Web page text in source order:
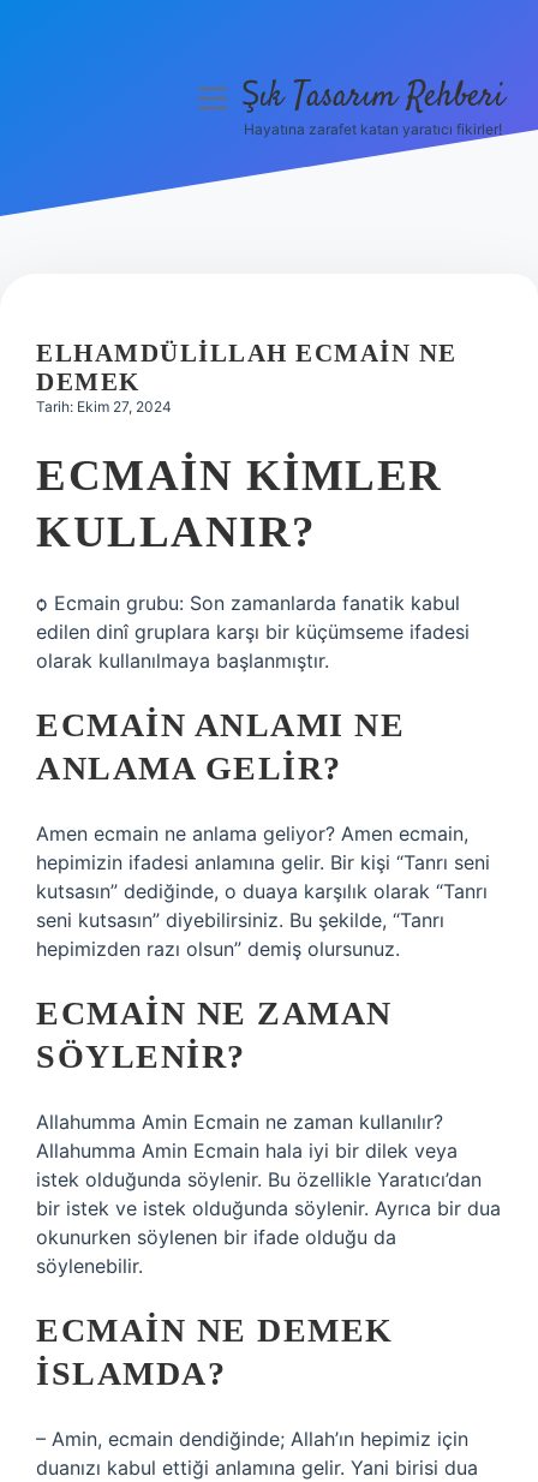
Hakkımızda
menüyüŞık Tasarım Rehberi
Hayatına zarafet katan yaratıcı fikirler!
ELHAMDÜLILLAH ECMAIN NE
DEMEK
Tarih: Ekim 27, 2024
ECMAIN KIMLER
KULLANIR?
ѻ Ecmain grubu: Son zamanlarda fanatik kabul
edilen dinî gruplara karşı bir küçümseme ifadesi
olarak kullanılmaya başlanmıştır.
ECMAIN ANLAMI NE
ANLAMA GELIR?
Amen ecmain ne anlama geliyor? Amen ecmain,
hepimizin ifadesi anlamına gelir. Bir kişi “Tanrı seni
kutsasın” dediğinde, o duaya karşılık olarak “Tanrı
seni kutsasın” diyebilirsiniz. Bu şekilde, “Tanrı
hepimizden razı olsun” demiş olursunuz.
ECMAIN NE ZAMAN
SÖYLENIR?
Allahumma Amin Ecmain ne zaman kullanılır?
Allahumma Amin Ecmain hala iyi bir dilek veya
istek olduğunda söylenir. Bu özellikle Yaratıcı’dan
bir istek ve istek olduğunda söylenir. Ayrıca bir dua
okunurken söylenen bir ifade olduğu da
söylenebilir.
ECMAIN NE DEMEK
ISLAMDA?
– Amin, ecmain dendiğinde; Allah’ın hepimiz için
duanızı kabul ettiği anlamına gelir. Yani birisi dua